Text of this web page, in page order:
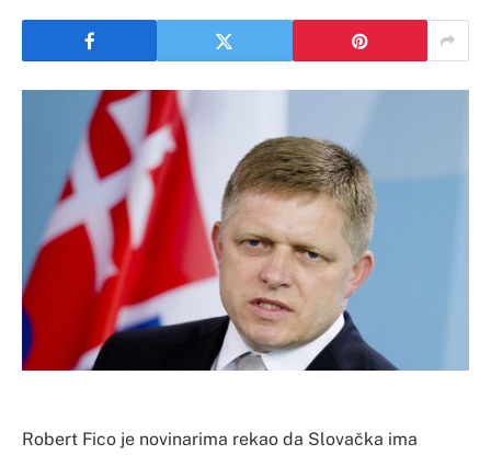
Robert Fico je novinarima rekao da Slovačka ima